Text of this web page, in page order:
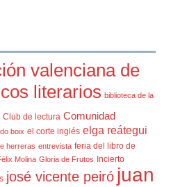
valenciana de
literarios biblioteca de la
Club de lectura Comunidad
boix el corte inglés elga reátegui
herreras entrevista feria del libro de
Molina Gloria de Frutos
Incierto
josé vicente peiró juan